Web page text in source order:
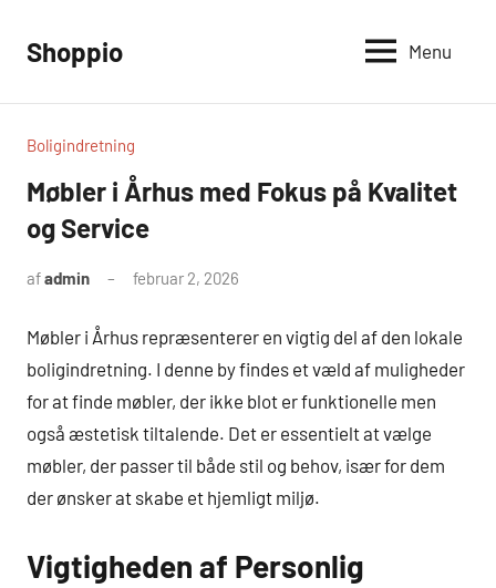
Shoppio
Alt
Menu
Boligindretning
Møbler i Århus med Fokus på Kvalitet
og Service
afadmin februar 2, 2026
Møbler i Århus repræsenterer en vigtig del af den lokale
boligindretning. I denne by findes et væld af muligheder
for at finde møbler, der ikke blot er funktionelle men
også æstetisk tiltalende. Det er essentielt at vælge
møbler, der passer til både stil og behov, især for dem
der ønsker at skabe et hjemligt miljø.
Vigtigheden af Personlig